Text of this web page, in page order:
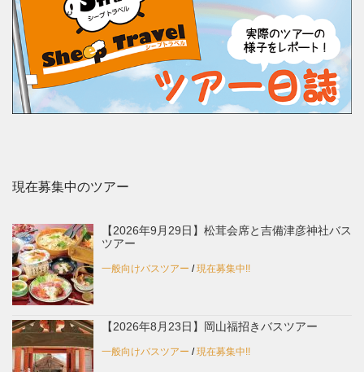
現在募集中のツアー
【2026年9月29日】松茸会席と吉備津彦神社バス
ツアー
一般向けバスツアー /現在募集中!!
【2026年8月23日】岡山福招きバスツアー
一般向けバスツアー /現在募集中!!